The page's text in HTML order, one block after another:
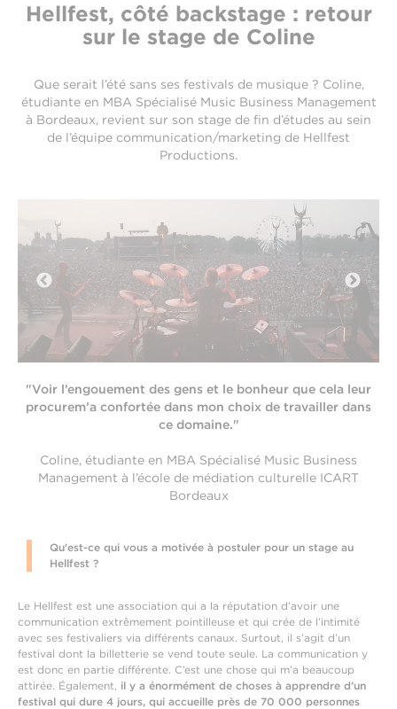
Hellfest, côté backstage : retour
sur le stage de Coline
Que serait l’été sans ses festivals de musique ? Coline,
étudiante en MBA Spécialisé Music Business Management
à Bordeaux, revient sur son stage de fin d’études au sein
de l’équipe communication/marketing de Hellfest
Productions.
"Voir l’engouement des gens et le bonheur que cela leur
procurem’a confortée dans mon choix de travailler dans
ce domaine."
Coline, étudiante en MBA Spécialisé Music Business
Management à l’école de médiation culturelle ICART
Bordeaux
Qu'est-ce qui vous a motivée à postuler pour un stage au
Hellfest ?
Le Hellfest est une association qui a la réputation d’avoir une
communication extrêmement pointilleuse et qui crée de l’intimité
avec ses festivaliers via différents canaux. Surtout, il s’agit d’un
festival dont la billetterie se vend toute seule. La communication y
est donc en partie différente. C’est une chose qui m’a beaucoup
attirée. Également, il y a énormément de choses à apprendre d’un
festival qui dure 4 jours, qui accueille près de 70 000 personnes